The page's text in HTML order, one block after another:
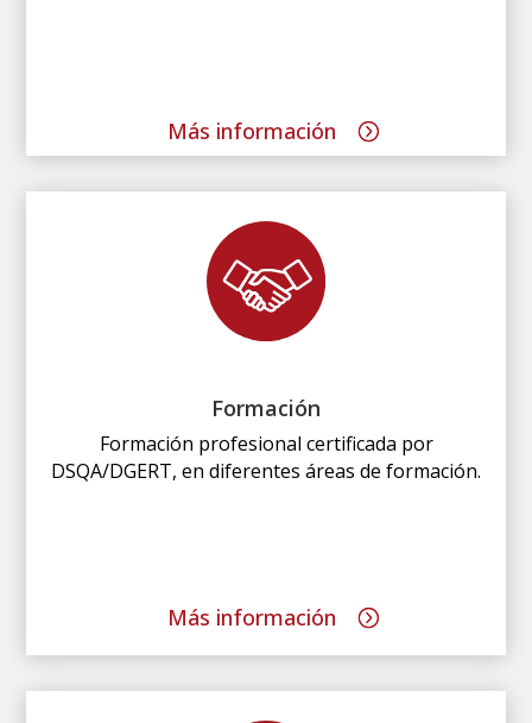
Más información
Formación
Formación profesional certificada por
DSQA/DGERT, en diferentes áreas de formación.
Más información